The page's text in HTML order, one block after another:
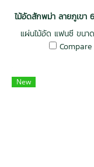
ไม้อัดสักพม่า ลายภูเขา
แผ่นไม้อัด แฟนซี ขนา
Compare
New